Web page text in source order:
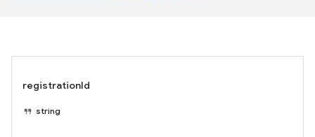
registrationId
string